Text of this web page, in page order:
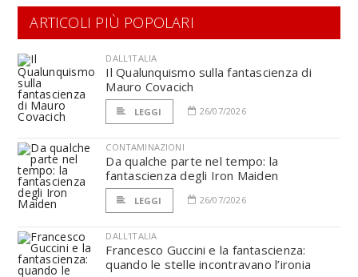
ARTICOLI PIÙ POPOLARI
DALL'ITALIA
Il Qualunquismo sulla fantascienza di
Mauro Covacich
LEGGI 26/07/2026
CONTAMINAZIONI
Da qualche parte nel tempo: la
fantascienza degli Iron Maiden
LEGGI 26/07/2026
DALL'ITALIA
Francesco Guccini e la fantascienza:
quando le stelle incontravano l’ironia